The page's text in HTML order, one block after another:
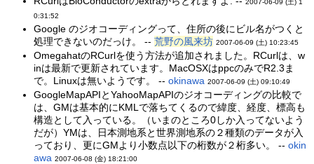
0:31:52
Google のジオコーディングって、住所の後にビル名がつくと
処理できないのだっけ。 --荒野の風来坊 2007-06-09 (土) 10:23:45
OmegahatのRCurlを使う方法が追加されました。RCurlは、w
inは最新で更新されています。MacOSXはppcのみでR2.3ま
で。Linuxは無いようです。 --okinawa 2007-06-09 (土) 09:10:49
GoogleMapAPIとYahooMapAPIのジオコーディングの比較で
は、GMは基本的にKMLで落ちてくるので緯度、経度、標高も
構造として入っている。（いまのところ0しか入ってないよう
だが）YMは、日本測地系と世界測地系の２種類のデータが入
っており、更にGMより小数点以下の桁数が２桁多い。 --okin
awa 2007-06-08 (金) 18:21:00